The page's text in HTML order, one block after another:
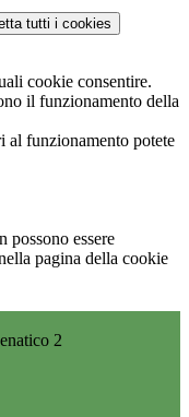
tutti i cookies
cookie consentire.
il funzionamento della
al funzionamento potete
possono essere
pagina della cookie
2